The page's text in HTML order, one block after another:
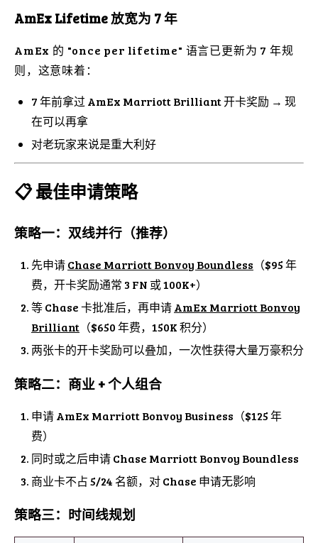
AmEx Lifetime 放宽为 7 年
AmEx 的 "once per lifetime" 语言已更新为 7 年规
则，这意味着：
7 年前拿过 AmEx Marriott Brilliant 开卡奖励 → 现
在可以再拿
对老玩家来说是重大利好
📋 最佳申请策略
策略一：双线并行（推荐）
先申请Chase Marriott Bonvoy Boundless （$95 年
费，开卡奖励通常 3 FN 或 100K+）
等 Chase 卡批准后，再申请AmEx Marriott Bonvoy
Brilliant （$650 年费，150K 积分）
两张卡的开卡奖励可以叠加，一次性获得大量万豪积分
策略二：商业 + 个人组合
申请 AmEx Marriott Bonvoy Business（$125 年
费）
同时或之后申请 Chase Marriott Bonvoy Boundless
商业卡不占 5/24 名额，对 Chase 申请无影响
策略三：时间线规划